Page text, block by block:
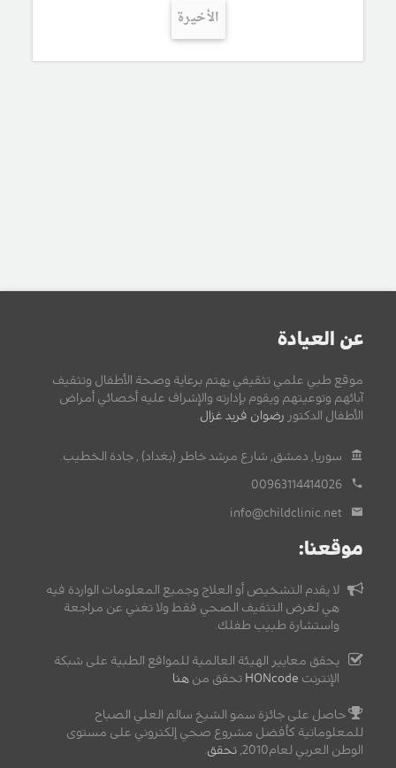
الأخيرة
عن العيادة
موقع طبي علمي تثقيفي يهتم برعاية وصحة الأطفال وتثقيف
آبائهم وتوعيتهم ويقوم بإدارته والإشراف عليه أخصائي أمراض
الأطفال الدكتور رضوان فريد غزال.
سوريا, دمشق, شارع مرشد خاطر (بغداد) , جادة الخطيب.
00963114414026
info@childclinic.net
موقعنا:
لا يقدم التشخيص أو العلاج وجميع المعلومات الواردة فيه
هي لغرض التثقيف الصحي فقط ولا تغني عن مراجعة
واستشارة طبيب طفلك.
يحقق معايير الهيئة العالمية للمواقع الطبية على شبكة
الإنترنت HONcode تحقق من هنا
حاصل على جائزة سمو الشيخ سالم العلي الصباح
للمعلوماتية كأفضل مشروع صحي إلكتروني على مستوى
الوطن العربي لعام2010,
تحقق.